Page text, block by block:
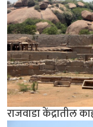
राजवाडा केंद्रातील